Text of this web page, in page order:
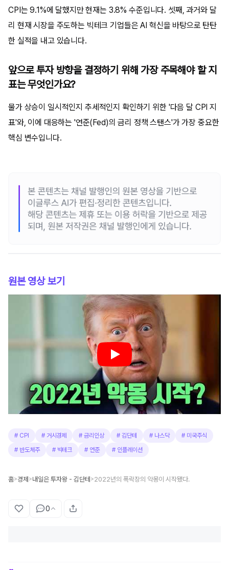
CPI는 9.1%에 달했지만 현재는 3.8% 수준입니다. 셋째, 과거와 달
리 현재 시장을 주도하는 빅테크 기업들은 AI 혁신을 바탕으로 탄탄
한 실적을 내고 있습니다.
앞으로 투자 방향을 결정하기 위해 가장 주목해야 할 지
표는 무엇인가요?
물가 상승이 일시적인지 추세적인지 확인하기 위한 '다음 달 CPI 지
표'와, 이에 대응하는 '연준(Fed)의 금리 정책 스탠스'가 가장 중요한
핵심 변수입니다.
원본 영상 보기
# CPI # 거시경제 #금리인상 # 김단테 # 나스닥 # 미국주식
# 반도체주 # 빅테크 # 연준 # 인플레이션
홈>경제 >내일은 투자왕 - 김단테 >2022년의 폭락장의 악몽이 시작됐다.
0